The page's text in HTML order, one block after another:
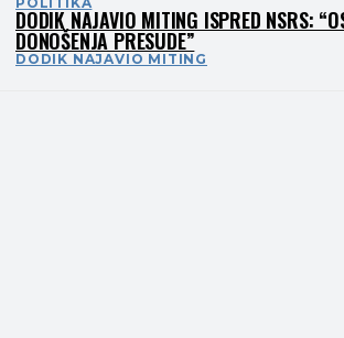
DODIK NAJAVIO MITING ISPRED NSRS:
DONOŠENJA PRESUDE”
DODIK NAJAVIO MITING